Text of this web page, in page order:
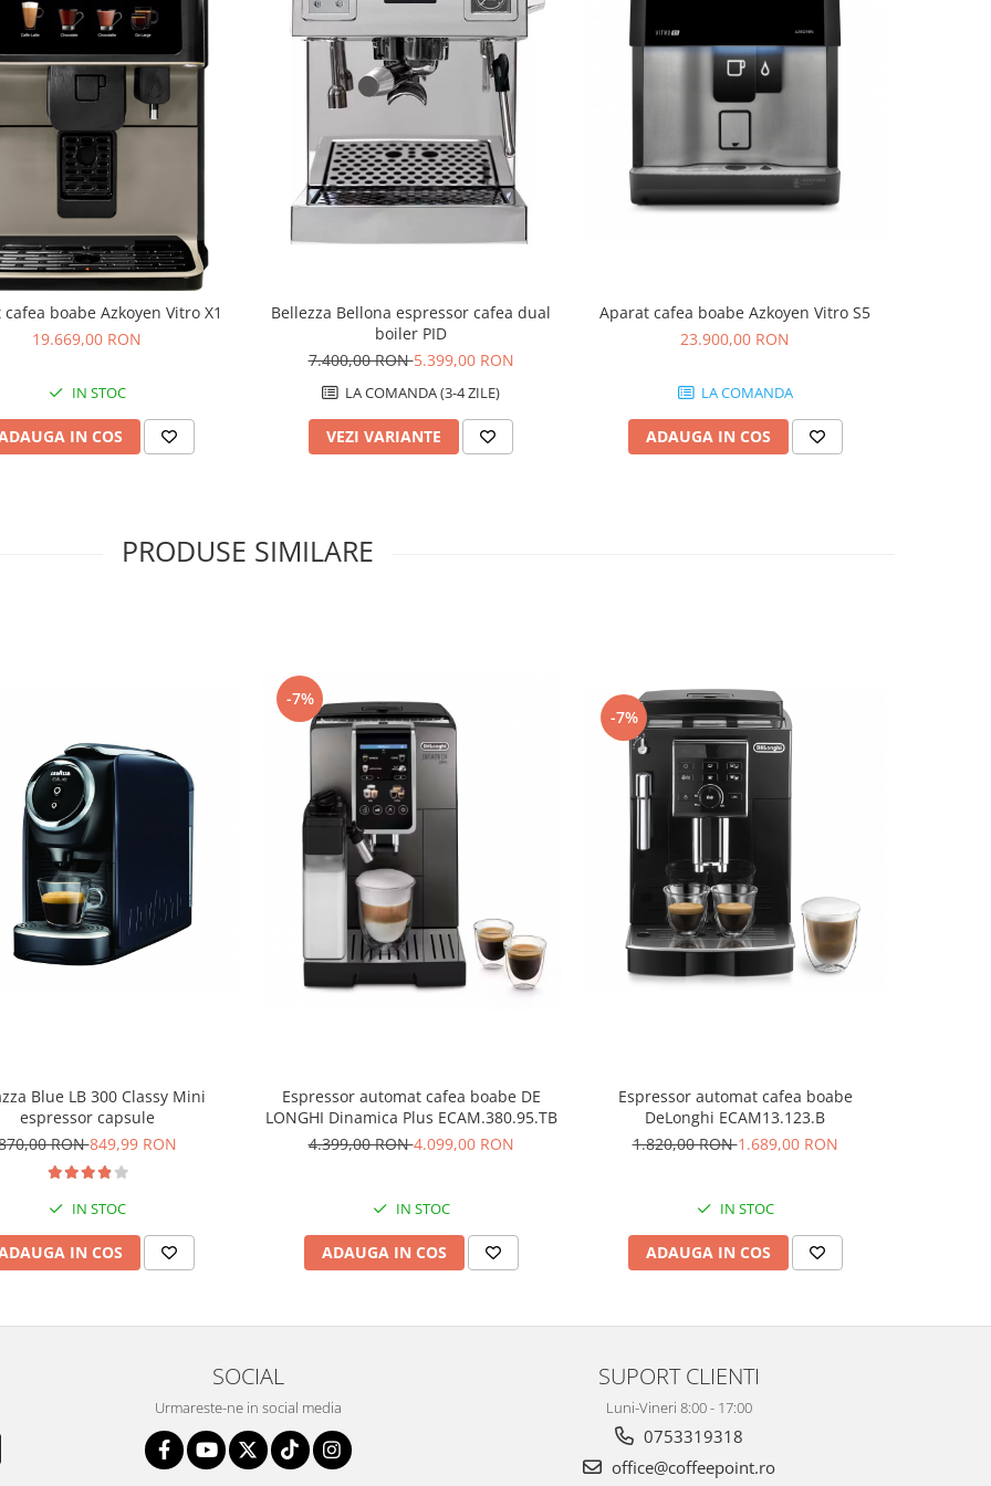
în proporția perfectă, pentru
dată.
și savuroasă până la
de preparare a cafelei,
spumă catifelată. Controlul
și temperatura optimă de abur
tipuri de băuturi, inclusiv
Flat White,
sau infuzii, și multe altele.
boabe Azkoyen Vitro X1
19.669,00 RON
IN STOC
IN COS
Bellezza Bellona espressor cafea dual
boiler PID
7.400,00 RON5.399,00 RON
LA COMANDA (3-4 ZILE)
VEZI VARIANTE
Aparat cafea boabe Azkoyen Vitro S5
23.900,00 RON
LA COMANDA
ADAUGA IN COS
PRODUSE SIMILARE
Blue LB 300 Classy Mini
espressor capsule
RON849,99 RON
IN STOC
IN COS
-7%
Espressor automat cafea boabe DE
LONGHI Dinamica Plus ECAM.380.95.TB
4.399,00 RON4.099,00 RON
IN STOC
ADAUGA IN COS
-7%
Espressor automat cafea boabe
DeLonghi ECAM13.123.B
1.820,00 RON1.689,00 RON
IN STOC
ADAUGA IN COS
SOCIAL
Urmareste-ne in social media
SUPORT CLIENTI
Luni-Vineri 8:00 - 17:00
0753319318
office@coffeepoint.ro